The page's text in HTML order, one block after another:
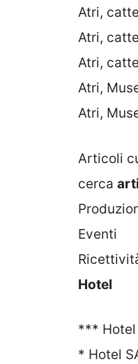
Atri,
Atri,
Atri,
Atri,
Atri,
Articoli
cerca
Eventi
Hotel
*** Hotel
* Hotel